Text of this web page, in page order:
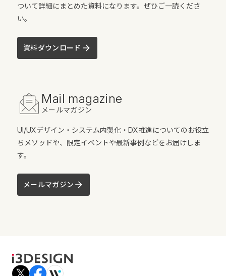
ついて詳細にまとめた資料になります。ぜひご一読くださ
い。
資料ダウンロード
Mail magazine
メールマガジン
UI/UXデザイン・システム内製化・DX推進についてのお役立
ちメソッドや、限定イベントや最新事例などをお届けしま
す。
メールマガジン